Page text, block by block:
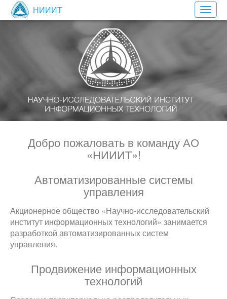
НИИИТ
Добро пожаловать в команду АО
«НИИИТ»!
Автоматизированные системы
управления
Акционерное общество «Научно-исследовательский
институт информационных технологий» занимается
разработкой автоматизированных систем
управления.
Продвижение информационных
технологий